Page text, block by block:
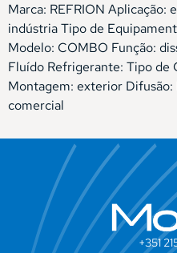
Marca: REFRION Aplicação:
indústria Tipo de
Modelo: COMBO Função:
Fluído Refrigerante: Tipo de
Montagem: exterior
comercial
+351